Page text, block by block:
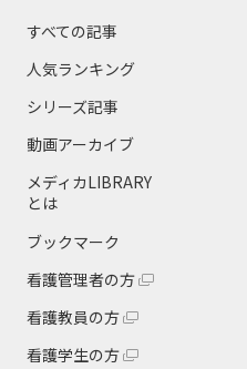
すべての記事
人気ランキング
シリーズ記事
動画アーカイブ
メディカLIBRARY
とは
ブックマーク
看護管理者の方
看護教員の方
看護学生の方